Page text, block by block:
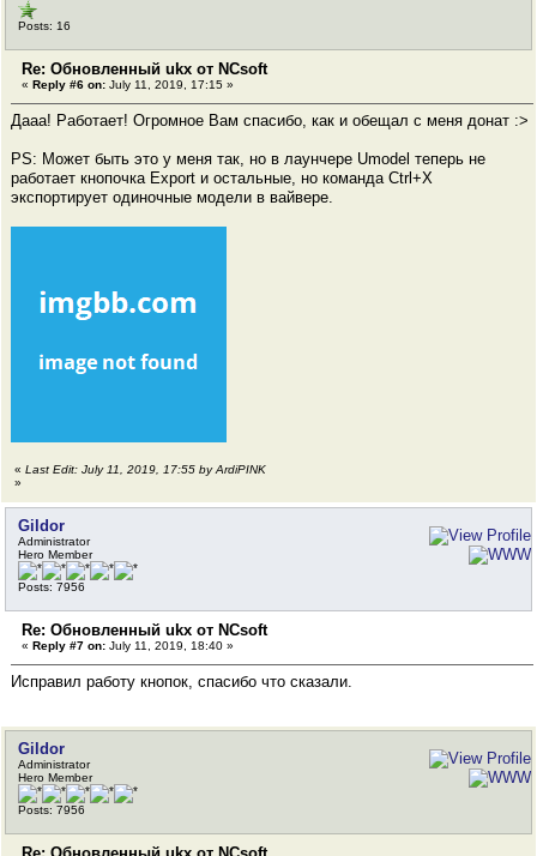
Posts: 16
Re: Обновленный ukx от NCsoft
« Reply #6 on: July 11, 2019, 17:15 »
Дааа! Работает! Огромное Вам спасибо, как и обещал с меня донат :>
PS: Может быть это у меня так, но в лаунчере Umodel теперь не
работает кнопочка Export и остальные, но команда Ctrl+X
экспортирует одиночные модели в вайвере.
« Last Edit: July 11, 2019, 17:55 by ArdiPINK
»
Gildor
Administrator
Hero Member
Posts: 7956
Re: Обновленный ukx от NCsoft
« Reply #7 on: July 11, 2019, 18:40 »
Исправил работу кнопок, спасибо что сказали.
Gildor
Administrator
Hero Member
Posts: 7956